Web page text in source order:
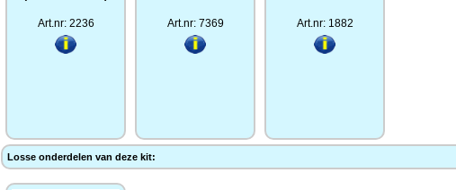
Art.nr: 2236 Art.nr: 7369 Art.nr: 1882
Losse onderdelen van deze kit: